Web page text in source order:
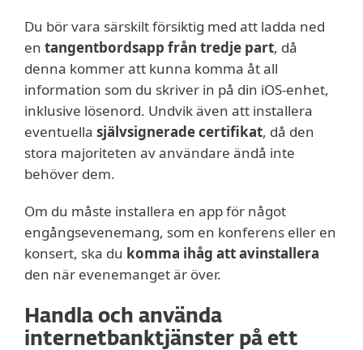
Du bör vara särskilt försiktig med att ladda ned
en tangentbordsapp från tredje part, då
denna kommer att kunna komma åt all
information som du skriver in på din iOS-enhet,
inklusive lösenord. Undvik även att installera
eventuella självsignerade certifikat, då den
stora majoriteten av användare ändå inte
behöver dem.
Om du måste installera en app för något
engångsevenemang, som en konferens eller en
konsert, ska du komma ihåg att avinstallera
den när evenemanget är över.
Handla och använda
internetbanktjänster på ett